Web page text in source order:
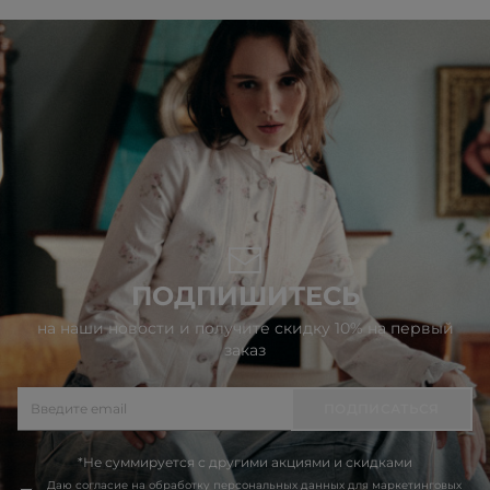
ПОДПИШИТЕСЬ
на наши новости и получите скидку 10% на первый
заказ
*Не суммируется с другими акциями и скидками
Даю согласие на обработку персональных данных для маркетинговых